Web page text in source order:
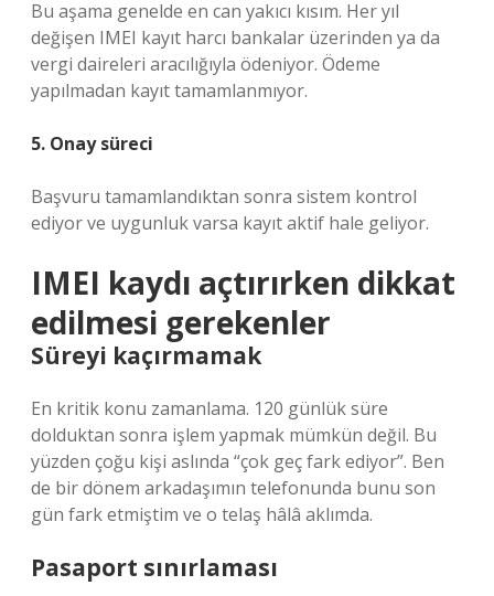
Bu aşama genelde en can yakıcı kısım. Her yıl
değişen IMEI kayıt harcı bankalar üzerinden ya da
vergi daireleri aracılığıyla ödeniyor. Ödeme
yapılmadan kayıt tamamlanmıyor.
5. Onay süreci
Başvuru tamamlandıktan sonra sistem kontrol
ediyor ve uygunluk varsa kayıt aktif hale geliyor.
IMEI kaydı açtırırken dikkat
edilmesi gerekenler
Süreyi kaçırmamak
En kritik konu zamanlama. 120 günlük süre
dolduktan sonra işlem yapmak mümkün değil. Bu
yüzden çoğu kişi aslında “çok geç fark ediyor”. Ben
de bir dönem arkadaşımın telefonunda bunu son
gün fark etmiştim ve o telaş hâlâ aklımda.
Pasaport sınırlaması